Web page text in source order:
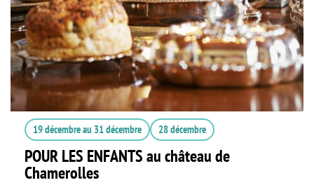
19 décembreau 31 décembre 28 décembre
POUR LES ENFANTS au château de
Chamerolles